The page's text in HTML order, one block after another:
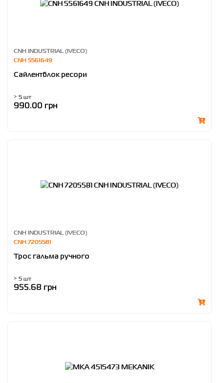
CNH INDUSTRIAL (IVECO)
CNH 5561649
Сайлентблок ресори
> 5 шт
990.00 грн
CNH INDUSTRIAL (IVECO)
CNH 7205581
Трос гальма ручного
> 5 шт
955.68 грн